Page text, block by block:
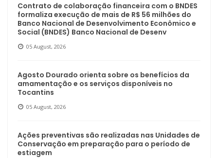
Contrato de colaboração financeira com o BNDES
formaliza execução de mais de R$ 56 milhões do
Banco Nacional de Desenvolvimento Econômico e
Social (BNDES) Banco Nacional de Desenv
05 August, 2026
Agosto Dourado orienta sobre os benefícios da
amamentação e os serviços disponíveis no
Tocantins
05 August, 2026
Ações preventivas são realizadas nas Unidades de
Conservação em preparação para o período de
estiagem